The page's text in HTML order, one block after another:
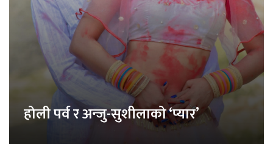
होली पर्व र अन्जु-सुशीलाको ‘प्यार’